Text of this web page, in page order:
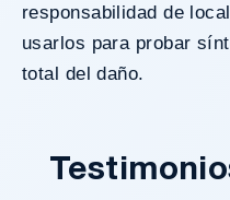
responsabilidad de
usarlos para probar
total del daño.